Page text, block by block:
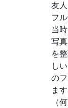
友
フ
当
写
を
し
の
ま
（